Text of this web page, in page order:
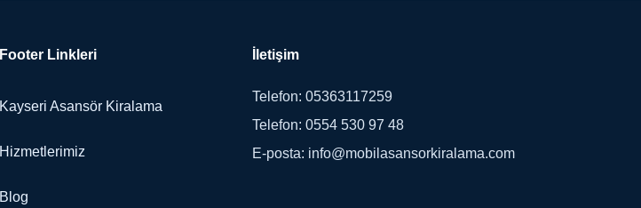
Footer Linkleri
Kayseri Asansör Kiralama
Hizmetlerimiz
Blog
İletişim
Telefon: 05363117259
Telefon: 0554 530 97 48
E-posta: info@mobilasansorkiralama.com